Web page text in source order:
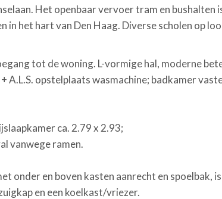
Het openbaar vervoer tram en bushalten
in het hart van Den Haag. Diverse scholen op
tot de woning. L-vormige hal, moderne
opstelplaats wasmachine; badkamer
ca. 2.79 x 2.93;
vanwege ramen.
onder en boven kasten aanrecht en spoelbak,
en een koelkast/vriezer.